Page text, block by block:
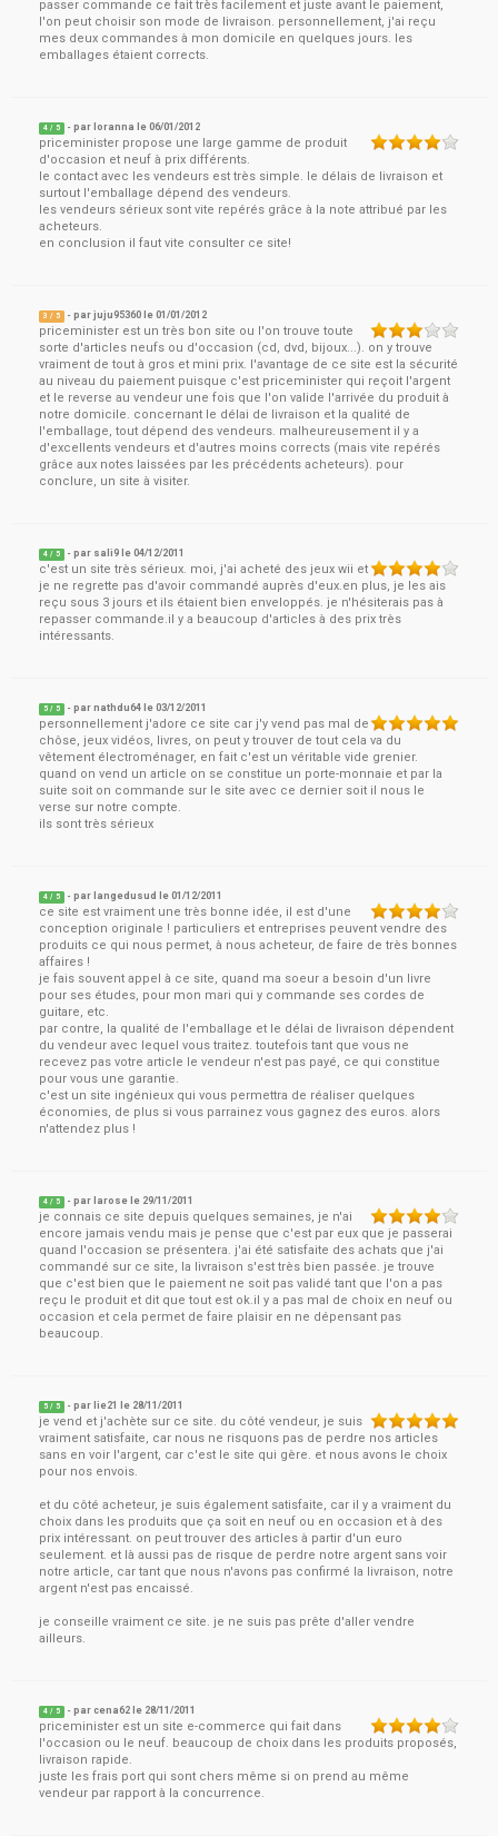
passer commande ce fait très facilement et juste avant le paiement,
l'on peut choisir son mode de livraison. personnellement, j'ai reçu
mes deux commandes à mon domicile en quelques jours. les
emballages étaient corrects.
4 / 5 - par loranna le06/01/2012
priceminister propose une large gamme de produit
d'occasion et neuf à prix différents.
le contact avec les vendeurs est très simple. le délais de livraison et
surtout l'emballage dépend des vendeurs.
les vendeurs sérieux sont vite repérés grâce à la note attribué par les
acheteurs.
en conclusion il faut vite consulter ce site!
3 / 5 - parjuju95360 le01/01/2012
priceminister est un très bon site ou l'on trouve toute
sorte d'articles neufs ou d'occasion (cd, dvd, bijoux...). on y trouve
vraiment de tout à gros et mini prix. l'avantage de ce site est la sécurité
au niveau du paiement puisque c'est priceminister qui reçoit l'argent
et le reverse au vendeur une fois que l'on valide l'arrivée du produit à
notre domicile. concernant le délai de livraison et la qualité de
l'emballage, tout dépend des vendeurs. malheureusement il y a
d'excellents vendeurs et d'autres moins corrects (mais vite repérés
grâce aux notes laissées par les précédents acheteurs). pour
conclure, un site à visiter.
4 / 5 - par sali9 le04/12/2011
c'est un site très sérieux. moi, j'ai acheté des jeux wii et
je ne regrette pas d'avoir commandé auprès d'eux.en plus, je les ais
reçu sous 3 jours et ils étaient bien enveloppés. je n'hésiterais pas à
repasser commande.il y a beaucoup d'articles à des prix très
intéressants.
5 / 5 - parnathdu64 le03/12/2011
personnellement j'adore ce site car j'y vend pas mal de
chôse, jeux vidéos, livres, on peut y trouver de tout cela va du
vêtement électroménager, en fait c'est un véritable vide grenier.
quand on vend un article on se constitue un porte-monnaie et par la
suite soit on commande sur le site avec ce dernier soit il nous le
verse sur notre compte.
ils sont très sérieux
4 / 5 - par langedusud le01/12/2011
ce site est vraiment une très bonne idée, il est d'une
conception originale ! particuliers et entreprises peuvent vendre des
produits ce qui nous permet, à nous acheteur, de faire de très bonnes
affaires !
je fais souvent appel à ce site, quand ma soeur a besoin d'un livre
pour ses études, pour mon mari qui y commande ses cordes de
guitare, etc.
par contre, la qualité de l'emballage et le délai de livraison dépendent
du vendeur avec lequel vous traitez. toutefois tant que vous ne
recevez pas votre article le vendeur n'est pas payé, ce qui constitue
pour vous une garantie.
c'est un site ingénieux qui vous permettra de réaliser quelques
économies, de plus si vous parrainez vous gagnez des euros. alors
n'attendez plus !
4 / 5 - par larose le 29/11/2011
je connais ce site depuis quelques semaines, je n'ai
encore jamais vendu mais je pense que c'est par eux que je passerai
quand l'occasion se présentera. j'ai été satisfaite des achats que j'ai
commandé sur ce site, la livraison s'est très bien passée. je trouve
que c'est bien que le paiement ne soit pas validé tant que l'on a pas
reçu le produit et dit que tout est ok.il y a pas mal de choix en neuf ou
occasion et cela permet de faire plaisir en ne dépensant pas
beaucoup.
5 / 5 - par lie21 le 28/11/2011
je vend et j'achète sur ce site. du côté vendeur, je suis
vraiment satisfaite, car nous ne risquons pas de perdre nos articles
sans en voir l'argent, car c'est le site qui gère. et nous avons le choix
pour nos envois.
et du côté acheteur, je suis également satisfaite, car il y a vraiment du
choix dans les produits que ça soit en neuf ou en occasion et à des
prix intéressant. on peut trouver des articles à partir d'un euro
seulement. et là aussi pas de risque de perdre notre argent sans voir
notre article, car tant que nous n'avons pas confirmé la livraison, notre
argent n'est pas encaissé.
je conseille vraiment ce site. je ne suis pas prête d'aller vendre
ailleurs.
4 / 5 - parcena62 le 28/11/2011
priceminister est un site e-commerce qui fait dans
l'occasion ou le neuf. beaucoup de choix dans les produits proposés,
livraison rapide.
juste les frais port qui sont chers même si on prend au même
vendeur par rapport à la concurrence.